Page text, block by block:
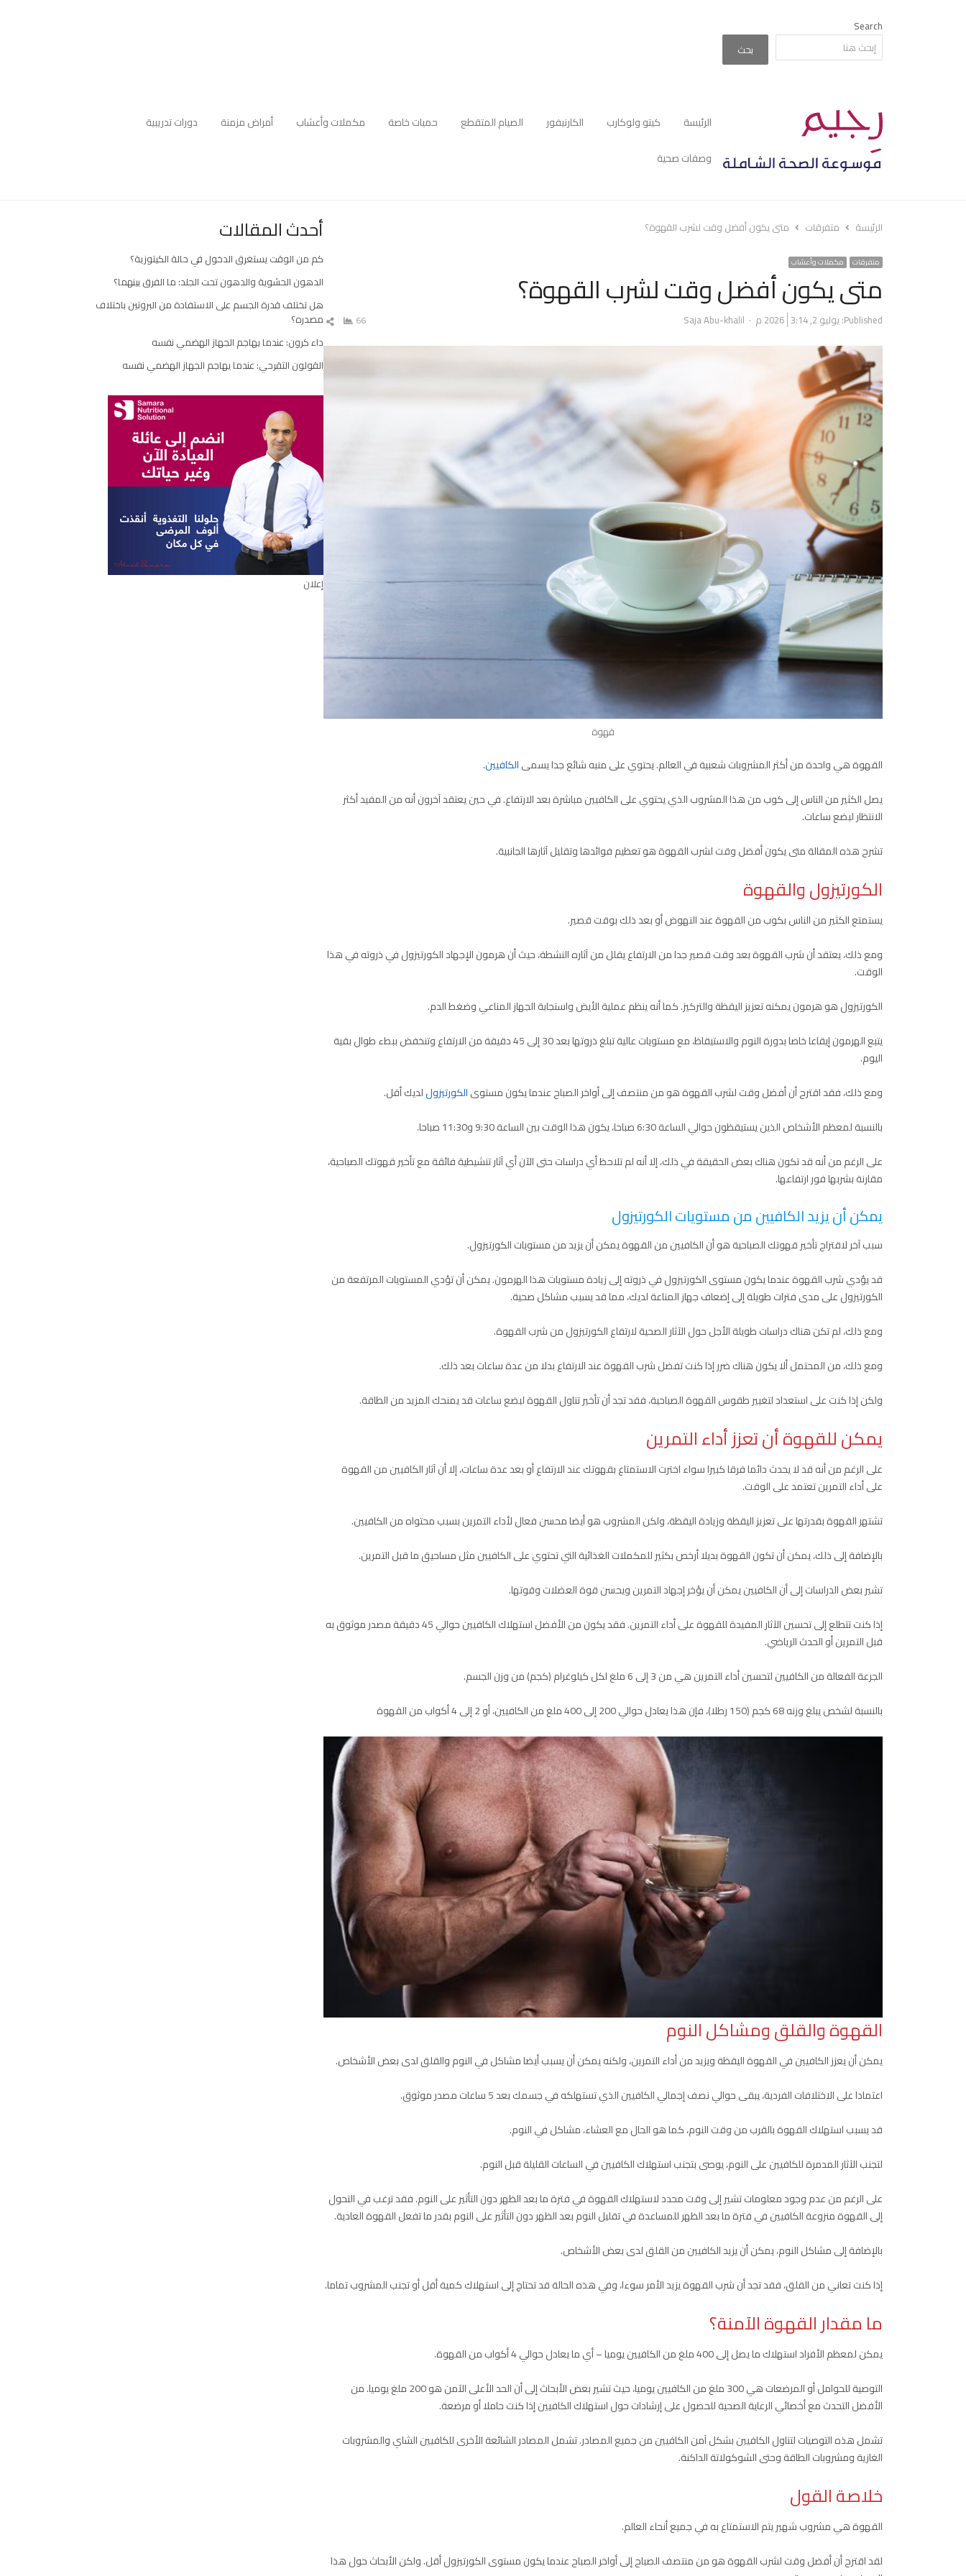
Search
بحث
الرئيسة كيتو ولوكارب الكارنيفور الصيام المتقطع حميات خاصة مكملات وأعشاب أمراض مزمنة
دورات تدريبية
وصفات صحية
الرئيسة متفرقات متى يكون أفضل وقت لشرب القهوة؟
متفرقات مكملات وأعشاب
متى يكون أفضل وقت لشرب القهوة؟
Published: يوليو 2, 2026 3:14 م Author
Saja Abu-khalil
66
شارك
المقال
قهوة
القهوة هي واحدة من أكثر المشروبات شعبية في العالم. يحتوي على منبه شائع جدا يسمىالكافيين.
يصل الكثير من الناس إلى كوب من هذا المشروب الذي يحتوي على الكافيين مباشرة بعد الارتفاع. في حين يعتقد آخرون أنه من المفيد أكثر
الانتظار لبضع ساعات.
تشرح هذه المقالة متى يكون أفضل وقت لشرب القهوة هو تعظيم فوائدها وتقليل آثارها الجانبية.
الكورتيزول والقهوة
يستمتع الكثير من الناس بكوب من القهوة عند النهوض أو بعد ذلك بوقت قصير.
ومع ذلك، يعتقد أن شرب القهوة بعد وقت قصير جدا من الارتفاع يقلل من آثاره النشطة، حيث أن هرمون الإجهاد الكورتيزول في ذروته في هذا
الوقت.
الكورتيزول هو هرمون يمكنه تعزيز اليقظة والتركيز. كما أنه ينظم عملية الأيض واستجابة الجهاز المناعي وضغط الدم.
يتبع الهرمون إيقاعا خاصا بدورة النوم والاستيقاظ، مع مستويات عالية تبلغ ذروتها بعد 30 إلى 45 دقيقة من الارتفاع وتنخفض ببطء طوال بقية
اليوم.
ومع ذلك، فقد اقترح أن أفضل وقت لشرب القهوة هو من منتصف إلى أواخر الصباح عندما يكون مستوىالكورتيزوللديك أقل.
بالنسبة لمعظم الأشخاص الذين يستيقظون حوالي الساعة 6:30 صباحا، يكون هذا الوقت بين الساعة 9:30 و11:30 صباحا.
على الرغم من أنه قد تكون هناك بعض الحقيقة في ذلك، إلا أنه لم تلاحظ أي دراسات حتى الآن أي آثار تنشيطية فائقة مع تأخير قهوتك الصباحية،
مقارنة بشربها فور ارتفاعها.
يمكن أن يزيد الكافيين من مستويات الكورتيزول
سبب آخر لاقتراح تأخير قهوتك الصباحية هو أن الكافيين من القهوة يمكن أن يزيد من مستويات الكورتيزول.
قد يؤدي شرب القهوة عندما يكون مستوى الكورتيزول في ذروته إلى زيادة مستويات هذا الهرمون. يمكن أن تؤدي المستويات المرتفعة من
الكورتيزول على مدى فترات طويلة إلى إضعاف جهاز المناعة لديك، مما قد يسبب مشاكل صحية.
ومع ذلك، لم تكن هناك دراسات طويلة الأجل حول الآثار الصحية لارتفاع الكورتيزول من شرب القهوة.
ومع ذلك، من المحتمل ألا يكون هناك ضرر إذا كنت تفضل شرب القهوة عند الارتفاع بدلا من عدة ساعات بعد ذلك.
ولكن إذا كنت على استعداد لتغيير طقوس القهوة الصباحية، فقد تجد أن تأخير تناول القهوة لبضع ساعات قد يمنحك المزيد من الطاقة.
يمكن للقهوة أن تعزز أداء التمرين
على الرغم من أنه قد لا يحدث دائما فرقا كبيرا سواء اخترت الاستمتاع بقهوتك عند الارتفاع أو بعد عدة ساعات، إلا أن آثار الكافيين من القهوة
على أداء التمرين تعتمد على الوقت.
تشتهر القهوة بقدرتها على تعزيز اليقظة وزيادة اليقظة، ولكن المشروب هو أيضا محسن فعال لأداء التمرين بسبب محتواه من الكافيين.
بالإضافة إلى ذلك، يمكن أن تكون القهوة بديلا أرخص بكثير للمكملات الغذائية التي تحتوي على الكافيين مثل مساحيق ما قبل التمرين.
تشير بعض الدراسات إلى أن الكافيين يمكن أن يؤخر إجهاد التمرين ويحسن قوة العضلات وقوتها.
إذا كنت تتطلع إلى تحسين الآثار المفيدة للقهوة على أداء التمرين. فقد يكون من الأفضل استهلاك الكافيين حوالي 45 دقيقة مصدر موثوق به
قبل التمرين أو الحدث الرياضي.
الجرعة الفعالة من الكافيين لتحسين أداء التمرين هي من 3 إلى 6 ملغ لكل كيلوغرام (كجم) من وزن الجسم.
بالنسبة لشخص يبلغ وزنه 68 كجم (150 رطلا)، فإن هذا يعادل حوالي 200 إلى 400 ملغ من الكافيين، أو 2 إلى 4 أكواب من القهوة
القهوة والقلق ومشاكل النوم
يمكن أن يعزز الكافيين في القهوة اليقظة ويزيد من أداء التمرين، ولكنه يمكن أن يسبب أيضا مشاكل في النوم والقلق لدى بعض الأشخاص.
اعتمادا على الاختلافات الفردية، يبقى حوالي نصف إجمالي الكافيين الذي تستهلكه في جسمك بعد 5 ساعات مصدر موثوق.
قد يسبب استهلاك القهوة بالقرب من وقت النوم، كما هو الحال مع العشاء، مشاكل في النوم.
لتجنب الآثار المدمرة للكافيين على النوم، يوصى بتجنب استهلاك الكافيين في الساعات القليلة قبل النوم.
على الرغم من عدم وجود معلومات تشير إلى وقت محدد لاستهلاك القهوة في فترة ما بعد الظهر دون التأثير على النوم. فقد ترغب في التحول
إلى القهوة منزوعة الكافيين في فترة ما بعد الظهر للمساعدة في تقليل النوم بعد الظهر دون التأثير على النوم بقدر ما تفعل القهوة العادية.
بالإضافة إلى مشاكل النوم، يمكن أن يزيد الكافيين من القلق لدى بعض الأشخاص.
إذا كنت تعاني من القلق، فقد تجد أن شرب القهوة يزيد الأمر سوءا، وفي هذه الحالة قد تحتاج إلى استهلاك كمية أقل أو تجنب المشروب تماما.
ما مقدار القهوة الآمنة؟
يمكن لمعظم الأفراد استهلاك ما يصل إلى 400 ملغ من الكافيين يوميا – أي ما يعادل حوالي 4 أكواب من القهوة.
التوصية للحوامل أو المرضعات هي 300 ملغ من الكافيين يوميا، حيث تشير بعض الأبحاث إلى أن الحد الأعلى الآمن هو 200 ملغ يوميا. من
الأفضل التحدث مع أخصائي الرعاية الصحية للحصول على إرشادات حول استهلاك الكافيين إذا كنت حاملا أو مرضعة.
تشمل هذه التوصيات لتناول الكافيين بشكل آمن الكافيين من جميع المصادر. تشمل المصادر الشائعة الأخرى للكافيين الشاي والمشروبات
الغازية ومشروبات الطاقة وحتى الشوكولاتة الداكنة.
خلاصة القول
القهوة هي مشروب شهير يتم الاستمتاع به في جميع أنحاء العالم.
لقد اقترح أن أفضل وقت لشرب القهوة هو من منتصف الصباح إلى أواخر الصباح عندما يكون مستوى الكورتيزول أقل. ولكن الأبحاث حول هذا
أحدث المقالات
كم من الوقت يستغرق الدخول في حالة الكيتوزية؟
الدهون الحشوية والدهون تحت الجلد: ما الفرق بينهما؟
هل تختلف قدرة الجسم على الاستفادة من البروتين باختلاف
مصدره؟
داء كرون: عندما يهاجم الجهاز الهضمي نفسه
القولون التقرحي: عندما يهاجم الجهاز الهضمي نفسه
إعلان